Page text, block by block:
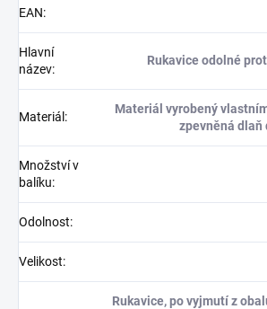
EAN:
Hlavní
název:
Rukavice odolné
Materiál :
Materiál vyrobený
zpevněná
Množství v
balíku:
Odolnost:
Velikost:
Rukavice, po vyjmutí z